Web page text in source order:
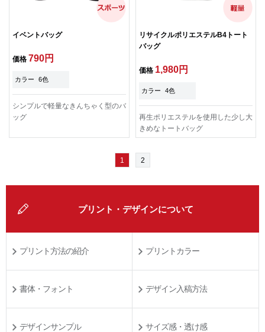
イベントバッグ
価格 790円
カラー 6色
シンプルで軽量なきんちゃく型のバ
ッグ
リサイクルポリエステルB4トート
バッグ
価格 1,980円
カラー 4色
再生ポリエステルを使用した少し大
きめなトートバッグ
1 2
プリント・デザインについて
プリント方法の紹介 プリントカラー
書体・フォント デザイン入稿方法
デザインサンプル サイズ感・透け感